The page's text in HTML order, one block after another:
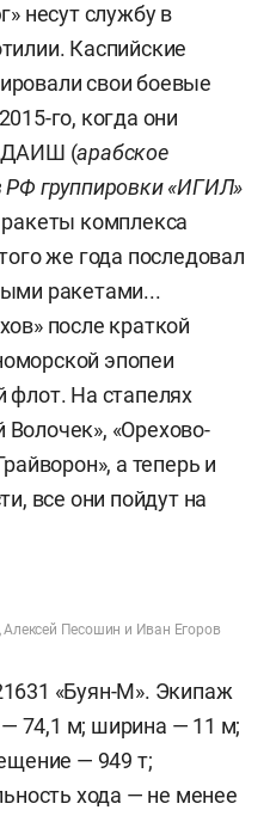
несут службу в
Каспийские
свои боевые
го, когда они
ДАИШ (арабское
группировки «ИГИЛ»
комплекса
же года последовал
ракетами...
после краткой
эпопеи
флот. На стапелях
«Орехово-
а теперь и
все они пойдут на
Песошин и Иван Егоров
«Буян-М». Экипаж
74,1 м; ширина — 11 м;
— 949 т;
хода — не менее